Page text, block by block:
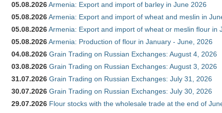
05.08.2026Armenia: Export and import of barley in June 2026
05.08.2026Armenia: Export and import of wheat and meslin in
05.08.2026Armenia: Export and import of wheat or meslin flour in
05.08.2026Armenia: Production of flour in January - June, 2026
04.08.2026 Grain Trading on Russian Exchanges: August 4, 2026
03.08.2026 Grain Trading on Russian Exchanges: August 3, 2026
31.07.2026 Grain Trading on Russian Exchanges: July 31, 2026
30.07.2026 Grain Trading on Russian Exchanges: July 30, 2026
29.07.2026 Flour stocks with the wholesale trade at the end of